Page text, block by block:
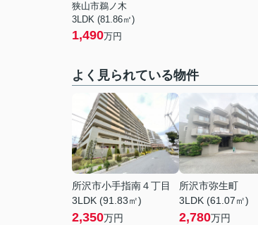
狭山市鵜ノ木
3LDK (81.86㎡)
1,490万円
よく見られている物件
所沢市小手指南４丁目
3LDK (91.83㎡)
2,350万円
所沢市弥生町
3LDK (61.07㎡)
2,780万円